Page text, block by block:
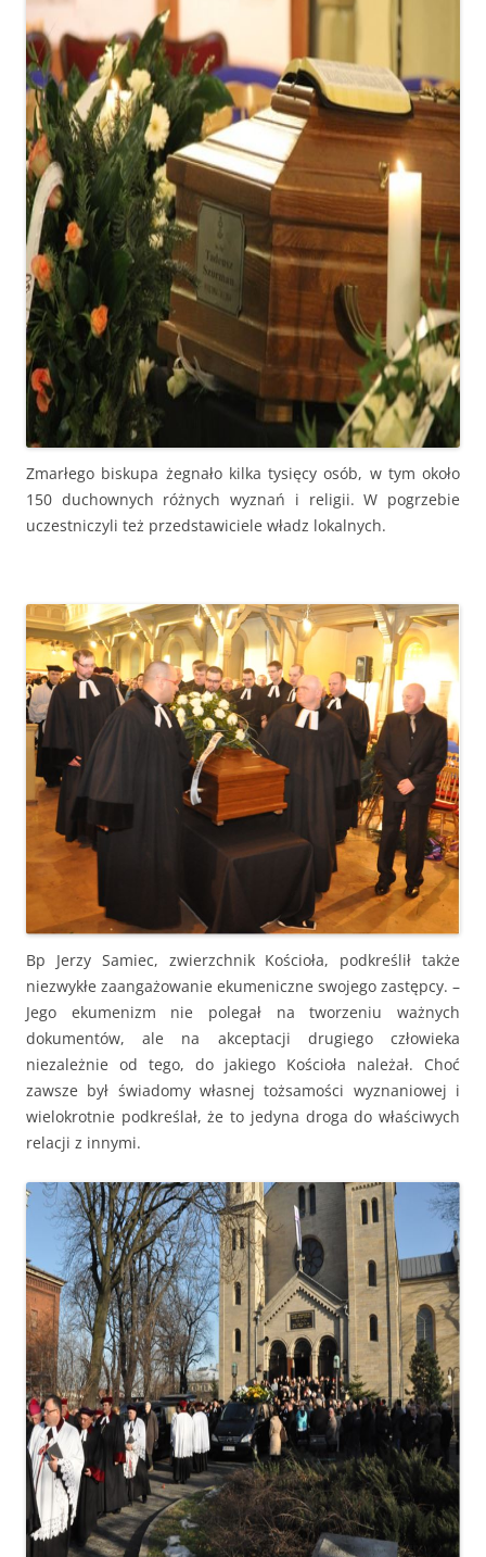
Zmarłego biskupa żegnało kilka tysięcy osób, w tym około
150 duchownych różnych wyznań i religii. W pogrzebie
uczestniczyli też przedstawiciele władz lokalnych.
Bp Jerzy Samiec, zwierzchnik Kościoła, podkreślił także
niezwykłe zaangażowanie ekumeniczne swojego zastępcy. –
Jego ekumenizm nie polegał na tworzeniu ważnych
dokumentów, ale na akceptacji drugiego człowieka
niezależnie od tego, do jakiego Kościoła należał. Choć
zawsze był świadomy własnej tożsamości wyznaniowej i
wielokrotnie podkreślał, że to jedyna droga do właściwych
relacji z innymi.